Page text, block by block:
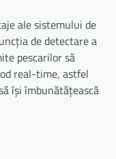
ale sistemului de
de detectare a
pescarilor să
real-time, astfel
își îmbunătățească